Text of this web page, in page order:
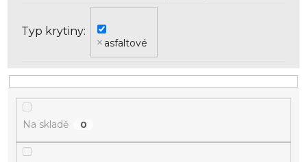
Typ krytiny
asfaltové
Na skladě 0